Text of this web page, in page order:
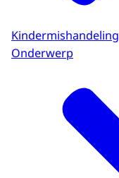
Kindermishandeling
Onderwerp